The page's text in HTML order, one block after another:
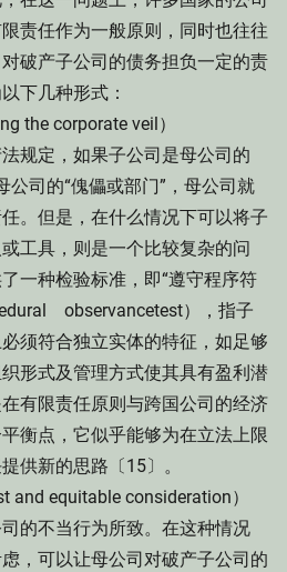
责任作为一般原则，同时也往往
破产子公司的债务担负一定的责
下几种形式：
the corporate veil）
规定，如果子公司是母公司的
公司的“傀儡或部门”，母公司就
。但是，在什么情况下可以将子
工具，则是一个比较复杂的问
一种检验标准，即“遵守程序符
observancetest），指子
须符合独立实体的特征，如足够
形式及管理方式使其具有盈利潜
有限责任原则与跨国公司的经济
衡点，它似乎能够为在立法上限
供新的思路〔15〕。
and equitable consideration）
的不当行为所致。在这种情况
，可以让母公司对破产子公司的